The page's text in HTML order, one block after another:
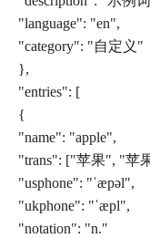
"language": "en",
"category": "自定义"
},
"entries": [
{
"name": "apple",
"trans": ["苹果", "苹
"usphone": "ˈæpəl",
"ukphone": "ˈæpl",
"notation": "n."